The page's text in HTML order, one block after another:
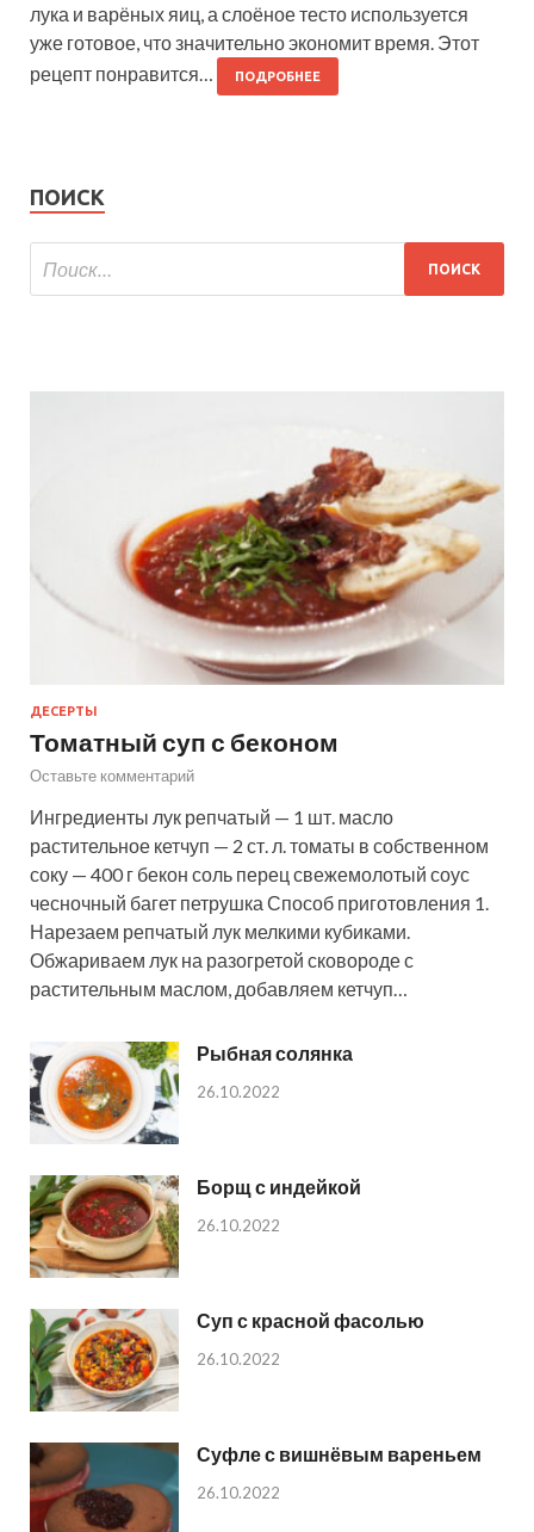
лука и варёных яиц, а слоёное тесто используется
уже готовое, что значительно экономит время. Этот
рецепт понравится…
ПОДРОБНЕЕ
ПОИСК
ДЕСЕРТЫ
Томатный суп с беконом
Оставьте комментарий
Ингредиенты лук репчатый — 1 шт. масло
растительное кетчуп — 2 ст. л. томаты в собственном
соку — 400 г бекон соль перец свежемолотый соус
чесночный багет петрушка Способ приготовления 1.
Нарезаем репчатый лук мелкими кубиками.
Обжариваем лук на разогретой сковороде с
растительным маслом, добавляем кетчуп…
Рыбная солянка
26.10.2022
Борщ с индейкой
26.10.2022
Суп с красной фасолью
26.10.2022
Суфле с вишнёвым вареньем
26.10.2022